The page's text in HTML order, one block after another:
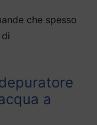
che spesso
a